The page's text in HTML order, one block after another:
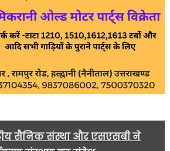
सैनिक संस्था और एसएसबी ने